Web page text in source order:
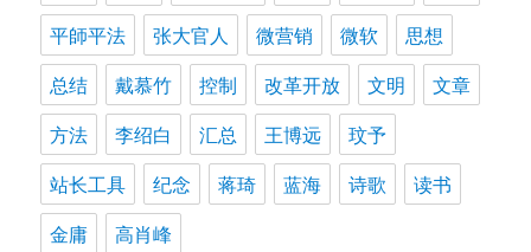
平師平法 张大官人 微营销 微软
思想
总结
戴慕竹 控制 改革开放 文明
文章
方法
李绍白 汇总 王博远
玟予
站长工具
纪念 蒋琦 蓝海 诗歌
读书
金庸
高肖峰